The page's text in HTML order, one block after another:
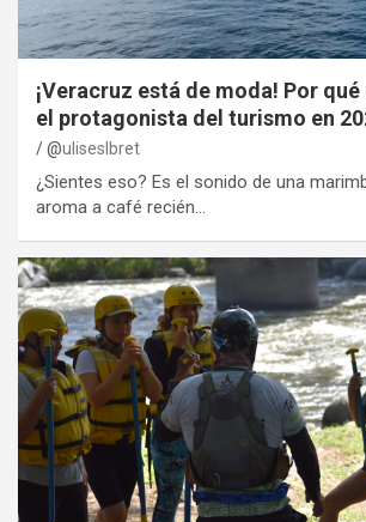
¡Veracruz está de moda! Por
el protagonista del turismo en
@uliseslbret
¿Sientes eso? Es el sonido de una
aroma a café recién…